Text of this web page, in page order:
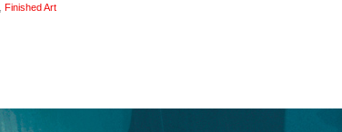
Finished Art